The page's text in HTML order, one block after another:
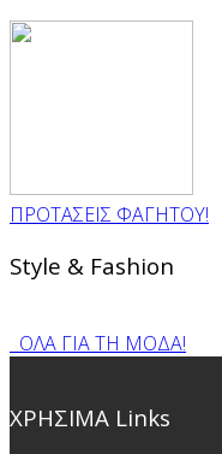
ΠΡΟΤΑΣΕΙΣ ΦΑΓΗΤΟΥ!
Style & Fashion
ΟΛΑ ΓΙΑ ΤΗ ΜΟΔΑ!
ΧΡΗΣΙΜΑ Links